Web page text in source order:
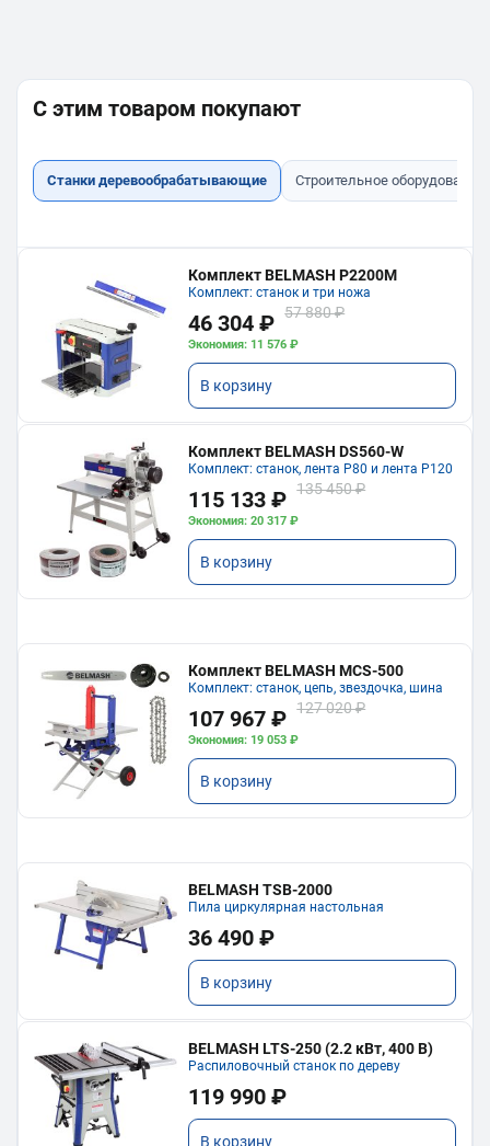
С этим товаром покупают
Станки деревообрабатывающие Строительное оборудование
Комплект BELMASH P2200M
Комплект: станок и три ножа
46 304 ₽ 57 880 ₽
Экономия: 11 576 ₽
В корзину
Комплект BELMASH DS560-W
Комплект: станок, лента P80 и лента P120
115 133 ₽ 135 450 ₽
Экономия: 20 317 ₽
В корзину
Комплект BELMASH MCS-500
Комплект: станок, цепь, звездочка, шина
107 967 ₽ 127 020 ₽
Экономия: 19 053 ₽
В корзину
BELMASH TSB-2000
Пила циркулярная настольная
36 490 ₽
В корзину
BELMASH LTS-250 (2.2 кВт, 400 В)
Распиловочный станок по дереву
119 990 ₽
В корзину